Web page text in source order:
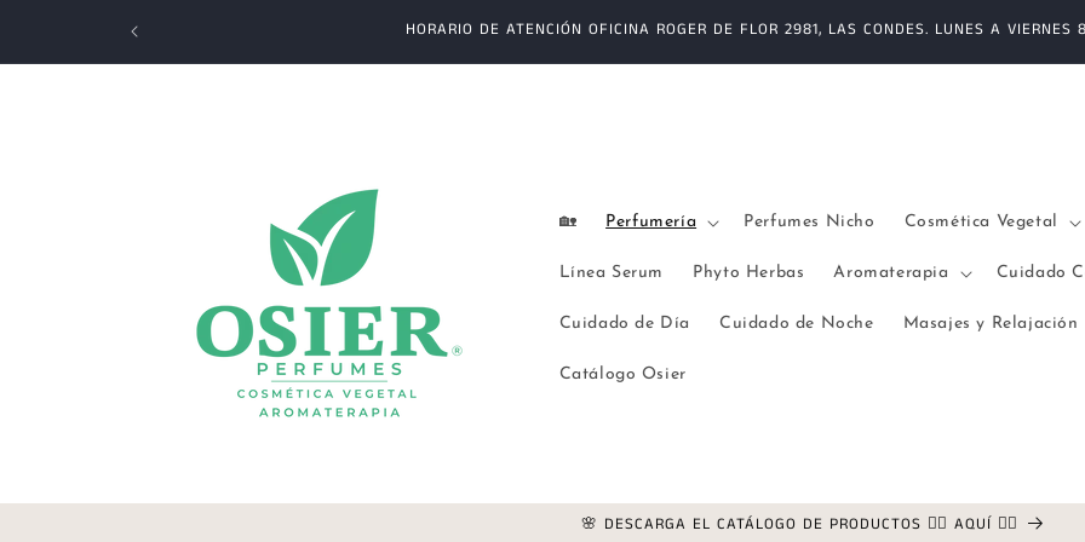
directamente
HORARIO DE ATENCIÓN OFICINA ROGER DE FLOR 2981, LAS CONDES. LUNES A
🏡 Perfumería Perfumes Nicho Cosmética Vegetal
Línea Serum Phyto Herbas Aromaterapia Cuidado
Cuidado de Día Cuidado de Noche Masajes y Relajación
Catálogo Osier
🌸 DESCARGA EL CATÁLOGO DE PRODUCTOS 👉🏻 AQUÍ 👈🏻